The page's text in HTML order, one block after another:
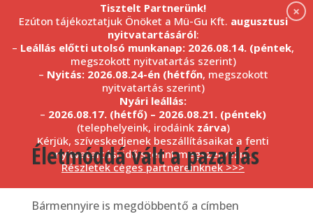
×
Tisztelt Partnerünk!
Ezúton tájékoztatjuk Önöket a Mü-Gu Kft. augusztusi
nyitvatartásáról:
– Leállás előtti utolsó munkanap: 2026.08.14. (péntek,
megszokott nyitvatartás szerint)
– Nyitás: 2026.08.24-én (hétfőn, megszokott
nyitvatartás szerint)
Nyári leállás:
– 2026.08.17. (hétfő) – 2026.08.21. (péntek)
(telephelyeink, irodáink zárva)
Kérjük, szíveskedjenek beszállításaikat a fenti
nyitvatartási idő szerint megszervezni.
Részletek céges partnereinknek >>>
Életmóddá vált a pazarlás
Bármennyire is megdöbbentő a címben